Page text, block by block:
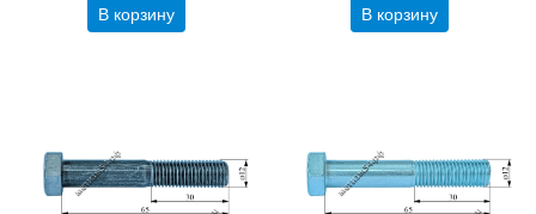
В корзину В корзину